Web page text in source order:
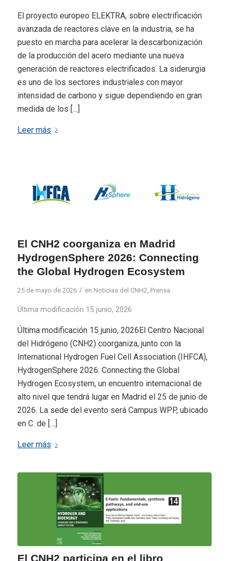
El proyecto europeo ELEKTRA, sobre electrificación
avanzada de reactores clave en la industria, se ha
puesto en marcha para acelerar la descarbonización
de la producción del acero mediante una nueva
generación de reactores electrificados. La siderurgia
es uno de los sectores industriales con mayor
intensidad de carbono y sigue dependiendo en gran
medida de los […]
Leer más
El CNH2 coorganiza en Madrid
HydrogenSphere 2026: Connecting
the Global Hydrogen Ecosystem
25 de mayo de 2026 / en Noticias del CNH2, Prensa
Última modificación 15 junio, 2026
Última modificación 15 junio, 2026El Centro Nacional
del Hidrógeno (CNH2) coorganiza, junto con la
International Hydrogen Fuel Cell Association (IHFCA),
HydrogenSphere 2026: Connecting the Global
Hydrogen Ecosystem, un encuentro internacional de
alto nivel que tendrá lugar en Madrid el 25 de junio de
2026. La sede del evento será Campus WPP, ubicado
en C. de […]
Leer más
El CNH2 participa en el libro